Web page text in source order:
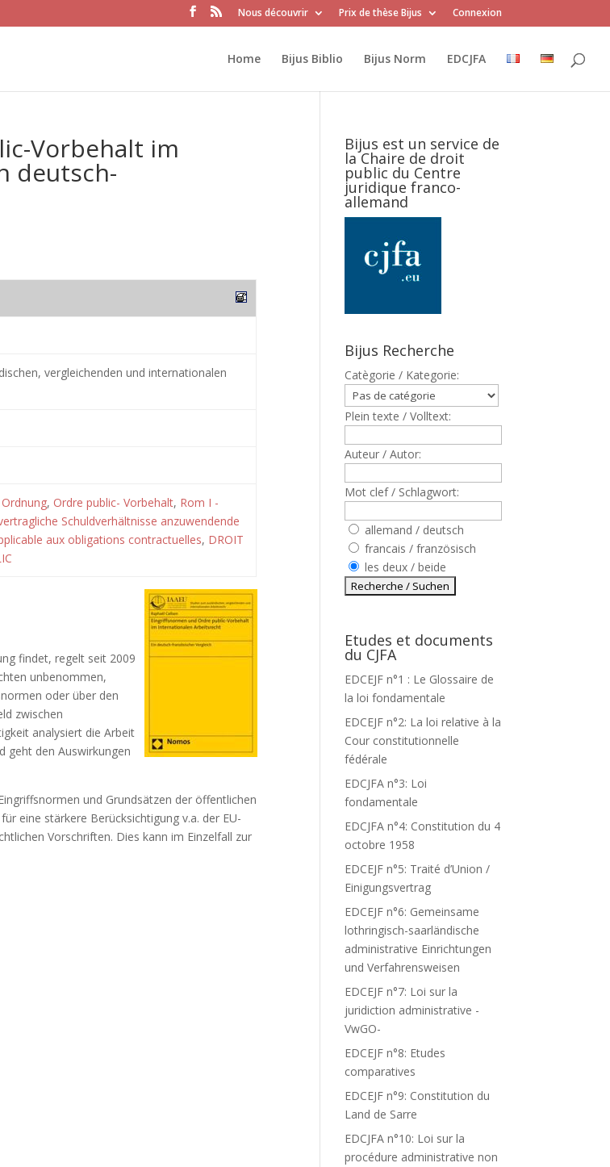
Nous découvrir Prix de thèse Bijus Connexion
Home Bijus Biblio Bijus Norm EDCJFA
Vorbehalt im
deutsch-
vergleichenden und internationalen
, Ordre public- Vorbehalt, Rom I -
Schuldverhältnisse anzuwendende
aux obligations contractuelles, DROIT
findet, regelt seit 2009
unbenommen,
oder über den
zwischen
analysiert die Arbeit
geht den Auswirkungen
und Grundsätzen der öffentlichen
eine stärkere Berücksichtigung v.a. der EU-
Vorschriften. Dies kann im Einzelfall zur
Bijus est un service de
la Chaire de droit
public du Centre
juridique franco-
allemand
Bijus Recherche
Catègorie / Kategorie:
Plein texte / Volltext:
Auteur / Autor:
Mot clef / Schlagwort:
allemand / deutsch
francais / französisch
les deux / beide
Etudes et documents
du CJFA
EDCEJF n°1 : Le Glossaire de
la loi fondamentale
EDCEJF n°2: La loi relative à la
Cour constitutionnelle
fédérale
EDCJFA n°3: Loi
fondamentale
EDCJFA n°4: Constitution du 4
octobre 1958
EDCEJF n°5: Traité d’Union /
Einigungsvertrag
EDCEJF n°6: Gemeinsame
lothringisch-saarländische
administrative Einrichtungen
und Verfahrensweisen
EDCEJF n°7: Loi sur la
juridiction administrative -
VwGO-
EDCEJF n°8: Etudes
comparatives
EDCEJF n°9: Constitution du
Land de Sarre
EDCJFA n°10: Loi sur la
procédure administrative non